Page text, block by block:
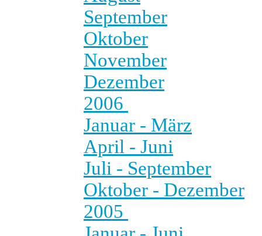
September
Oktober
November
Dezember
2006
Januar - März
April - Juni
Juli - September
Oktober - Dezember
2005